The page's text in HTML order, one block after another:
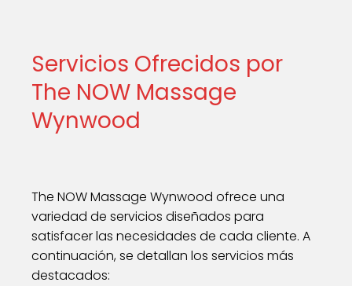
Servicios Ofrecidos por
The NOW Massage
Wynwood
The NOW Massage Wynwood ofrece una
variedad de servicios diseñados para
satisfacer las necesidades de cada cliente. A
continuación, se detallan los servicios más
destacados: